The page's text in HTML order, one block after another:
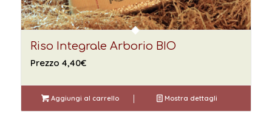
Riso Integrale Arborio BIO
Prezzo 4,40€
Aggiungi al carrello Mostra dettagli